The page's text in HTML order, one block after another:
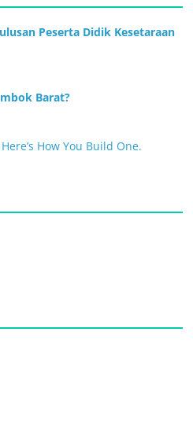
Peserta Didik Kesetaraan
Barat?
How You Build One.